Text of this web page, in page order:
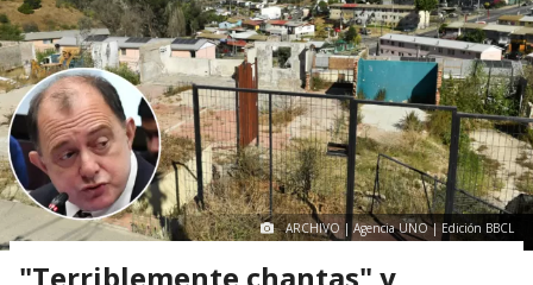
ARCHIVO | Agencia UNO | Edición BBCL